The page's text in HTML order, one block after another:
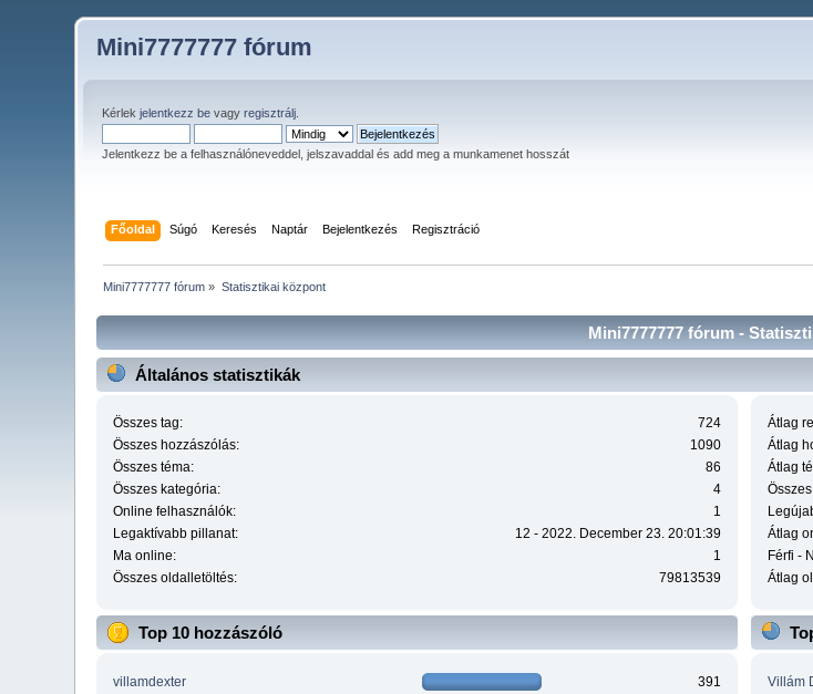
Mini7777777 fórum
Kérlekjelentkezz be vagyregisztrálj
Jelentkezz be a felhasználóneveddel, jelszavaddal és add meg a munkamenet hosszát
Főoldal Súgó Keresés Naptár Bejelentkezés Regisztráció
Mini7777777 fórum » Statisztikai központ
Mini7777777 fórum -
Általános statisztikák
Összes tag:
724
Összes hozzászólás:
1090
Összes téma:
86
Összes kategória:
4
Online felhasználók:
1
Legaktívabb pillanat:
12 - 2022. December 23. 20:01:39
Ma online:
1
Összes oldalletöltés:
79813539
Átlag
Átlag
Átlag
Átlag
Férfi -
Átlag
Top 10 hozzászóló
villamdexter
391
Villám